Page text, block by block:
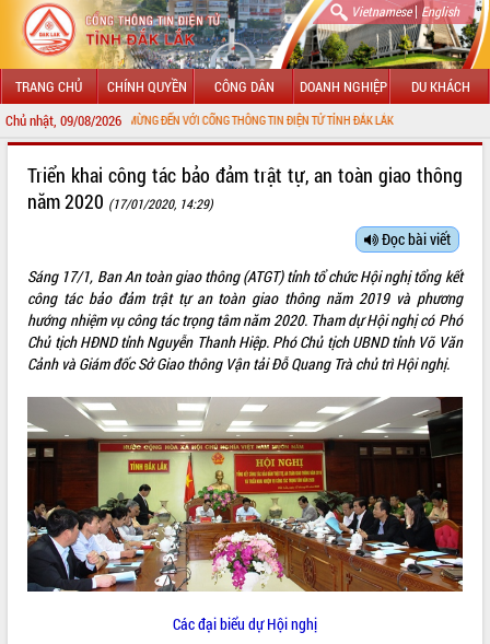
Vietnamese| English
TRANG CHỦ CHÍNH QUYỀN CÔNG DÂN DOANH NGHIỆP DU KHÁCH
Chủ nhật, 09/08/2026
CHÀO MỪNG ĐẾN VỚI CỔNG THÔNG TIN ĐIỆN TỬ TỈNH ĐẮK LẮK
LÃNH ĐẠO UBND TỈNH
SỞ, BAN, NGÀNH
UBND CÁC XÃ, PHƯỜNG
HỆ THỐNG VĂN BẢN
VĂN BẢN HĐND TỈNH
ĐIỂM TIN VĂN BẢN
QUY HOẠCH - KẾ HOẠCH
Triển khai công tác bảo đảm trật tự, an toàn giao thông
năm 2020 (17/01/2020, 14:29)
Đọc bài viết
Sáng 17/1, Ban An toàn giao thông (ATGT) tỉnh tổ chức Hội nghị tổng kết
công tác bảo đảm trật tự an toàn giao thông năm 2019 và phương
hướng nhiệm vụ công tác trọng tâm năm 2020. Tham dự Hội nghị có Phó
Chủ tịch HĐND tỉnh Nguyễn Thanh Hiệp. Phó Chủ tịch UBND tỉnh Võ Văn
Cảnh và Giám đốc Sở Giao thông Vận tải Đỗ Quang Trà chủ trì Hội nghị.
Các đại biểu dự Hội nghị